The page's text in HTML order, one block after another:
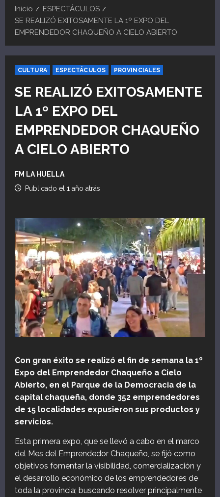
Inicio
ESPECTÁCULOS
SE REALIZÓ EXITOSAMENTE LA 1º EXPO DEL
EMPRENDEDOR CHAQUEÑO A CIELO ABIERTO
CULTURA ESPECTÁCULOS PROVINCIALES
SE REALIZÓ EXITOSAMENTE
LA 1º EXPO DEL
EMPRENDEDOR CHAQUEÑO
A CIELO ABIERTO
FM LA HUELLA
Publicado el 1 año atrás
Con gran éxito se realizó el fin de semana la 1º
Expo del Emprendedor Chaqueño a Cielo
Abierto, en el Parque de la Democracia de la
capital chaqueña, donde 352 emprendedores
de 15 localidades expusieron sus productos y
servicios.
Esta primera expo, que se llevó a cabo en el marco
del Mes del Emprendedor Chaqueño, se fijó como
objetivos fomentar la visibilidad, comercialización y
el desarrollo económico de los emprendedores de
toda la provincia; buscando resolver principalmente